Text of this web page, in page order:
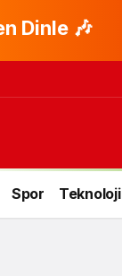
Dinle 🎶
Spor Teknoloji